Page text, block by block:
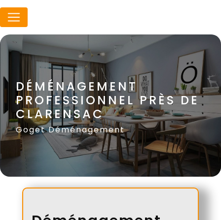
DÉMÉNAGEMENT
PROFESSIONNEL PRÈS DE
CLARENSAC
Goget Déménagement
Panneau de gestion des cookies